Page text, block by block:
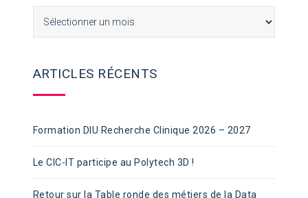
ARTICLES RÉCENTS
Formation DIU Recherche Clinique 2026 – 2027
Le CIC-IT participe au Polytech 3D !
Retour sur la Table ronde des métiers de la Data